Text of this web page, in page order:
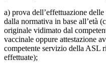
a) prova dell’effettuazione
dalla normativa in base all’età
originale vidimato dal
vaccinale oppure attestazione
competente servizio della ASL
effettuate);